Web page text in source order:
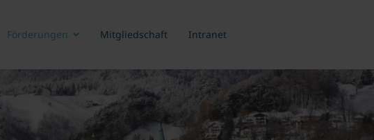
Förderungen Mitgliedschaft Intranet